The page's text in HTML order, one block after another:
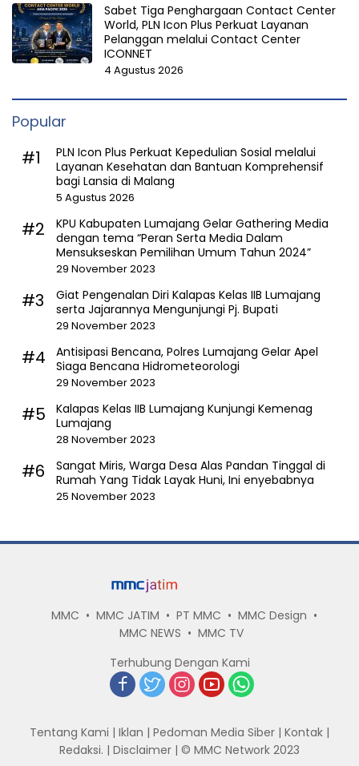
Sabet Tiga Penghargaan Contact Center
World, PLN Icon Plus Perkuat Layanan
Pelanggan melalui Contact Center
ICONNET
4 Agustus 2026
Popular
#1
PLN Icon Plus Perkuat Kepedulian Sosial melalui
Layanan Kesehatan dan Bantuan Komprehensif
bagi Lansia di Malang
5 Agustus 2026
#2
KPU Kabupaten Lumajang Gelar Gathering Media
dengan tema “Peran Serta Media Dalam
Mensukseskan Pemilihan Umum Tahun 2024”
29 November 2023
#3
Giat Pengenalan Diri Kalapas Kelas IIB Lumajang
serta Jajarannya Mengunjungi Pj. Bupati
29 November 2023
#4
Antisipasi Bencana, Polres Lumajang Gelar Apel
Siaga Bencana Hidrometeorologi
29 November 2023
#5
Kalapas Kelas IIB Lumajang Kunjungi Kemenag
Lumajang
28 November 2023
#6
Sangat Miris, Warga Desa Alas Pandan Tinggal di
Rumah Yang Tidak Layak Huni, Ini enyebabnya
25 November 2023
MMC MMC JATIM PT MMC
MMC Design
MMC NEWS
MMC TV
Terhubung Dengan Kami
Tentang Kami | Iklan | Pedoman Media Siber | Kontak |
Redaksi. | Disclaimer | © MMC Network 2023